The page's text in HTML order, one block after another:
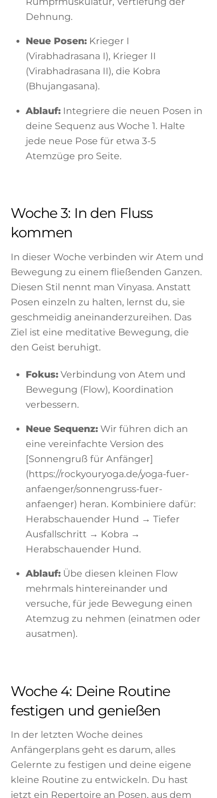
Dehnung.
Neue Posen: Krieger I
(Virabhadrasana I), Krieger II
(Virabhadrasana II), die Kobra
(Bhujangasana).
Ablauf: Integriere die neuen Posen in
deine Sequenz aus Woche 1. Halte
jede neue Pose für etwa 3-5
Atemzüge pro Seite.
Woche 3: In den Fluss
kommen
In dieser Woche verbinden wir Atem und
Bewegung zu einem fließenden Ganzen.
Diesen Stil nennt man Vinyasa. Anstatt
Posen einzeln zu halten, lernst du, sie
geschmeidig aneinanderzureihen. Das
Ziel ist eine meditative Bewegung, die
den Geist beruhigt.
Fokus: Verbindung von Atem und
Bewegung (Flow), Koordination
verbessern.
Neue Sequenz: Wir führen dich an
eine vereinfachte Version des
[Sonnengruß für Anfänger]
(https://rockyouryoga.de/yoga-fuer-
anfaenger/sonnengruss-fuer-
anfaenger) heran. Kombiniere dafür:
Herabschauender Hund → Tiefer
Ausfallschritt → Kobra →
Herabschauender Hund.
Ablauf: Übe diesen kleinen Flow
mehrmals hintereinander und
versuche, für jede Bewegung einen
Atemzug zu nehmen (einatmen oder
ausatmen).
Woche 4: Deine Routine
festigen und genießen
In der letzten Woche deines
Anfängerplans geht es darum, alles
Gelernte zu festigen und deine eigene
kleine Routine zu entwickeln. Du hast
jetzt ein Repertoire an Posen, aus dem